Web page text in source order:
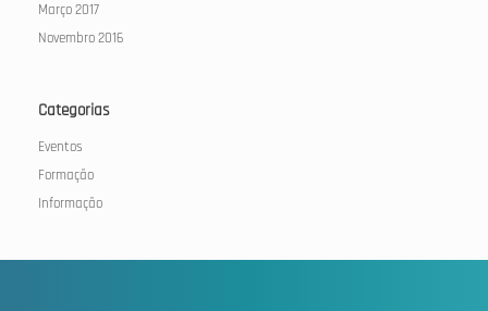
Março 2017
Novembro 2016
Categorias
Eventos
Formação
Informação